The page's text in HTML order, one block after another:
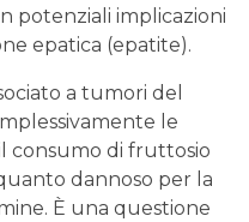
potenziali implicazioni
epatica (epatite).
a tumori del
le
consumo di fruttosio
dannoso per la
È una questione